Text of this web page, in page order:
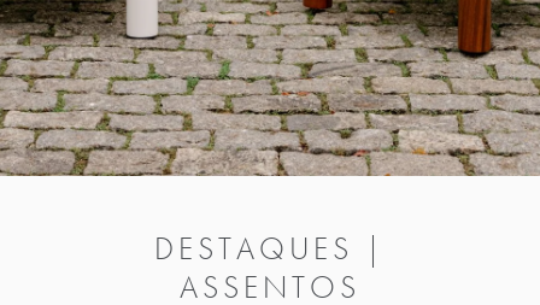
DESTAQUES |
ASSENTOS